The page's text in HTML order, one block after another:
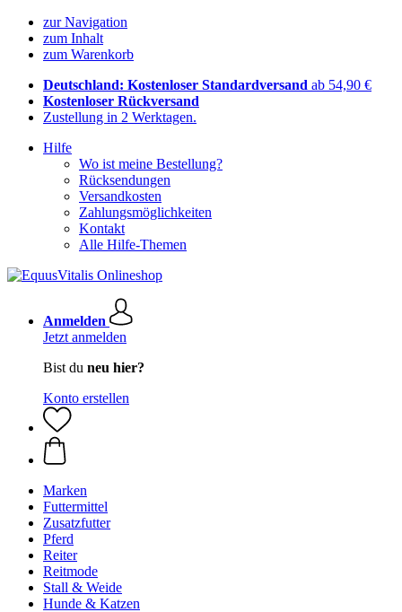
zur Navigation
zum Inhalt
zum Warenkorb
Deutschland: Kostenloser Standardversand ab 54,90 €
Kostenloser Rückversand
Zustellung in 2 Werktagen.
Hilfe
Wo ist meine Bestellung?
Rücksendungen
Versandkosten
Zahlungsmöglichkeiten
Kontakt
Alle Hilfe-Themen
Anmelden
Jetzt anmelden
Bist du neu hier?
Konto erstellen
Marken
Futtermittel
Zusatzfutter
Pferd
Reiter
Reitmode
Stall & Weide
Hunde & Katzen